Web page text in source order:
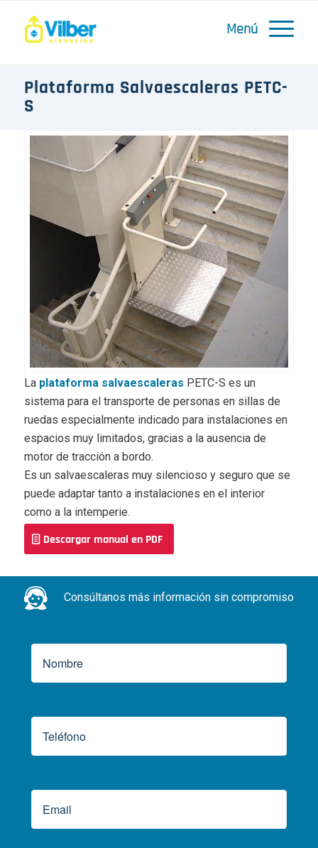
Plataforma Salvaescaleras PETC-
S
La plataforma salvaescaleras PETC-S es un
sistema para el transporte de personas en sillas de
ruedas especialmente indicado para instalaciones en
espacios muy limitados, gracias a la ausencia de
motor de tracción a bordo.
Es un salvaescaleras muy silencioso y seguro que se
puede adaptar tanto a instalaciones en el interior
como a la intemperie.
Descargar manual en PDF
Consúltanos más información sin compromiso